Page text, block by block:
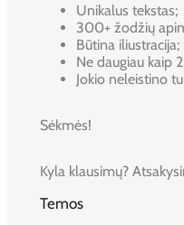
Unikalus tekstas;
300+ žodžių
Būtina iliustracija;
Ne daugiau kaip
Jokio neleistino
Sėkmės!
Kyla klausimų?
Temos